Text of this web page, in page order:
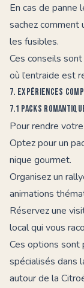
En cas de panne
sachez comment
les fusibles.
Ces conseils
où l’entraide est
7. Expériences
7.1 Packs
Pour rendre
Optez pour un
nique gourmet.
Organisez un
animations
Réservez une
local qui vous
Ces options sont
spécialisés dans
autour de la